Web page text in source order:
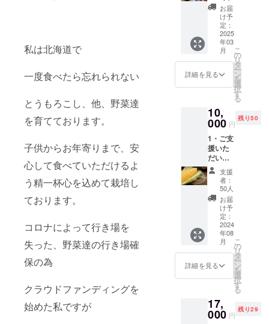
私は北海道で
一度食べたら忘れられない
とうもろこし、他、野菜達
を育てております。
子供からお年寄りまで、安
心して食べていただけるよ
う精一杯心を込めて栽培し
ております。
コロナによって行き場を
失った、野菜達の行き場確
保の為
クラウドファンディングを
始めた私ですが
ろこし
10本
セット
・保存
方法:冷
蔵庫 こ
商品
は、5年
ドファ
ンディ
ング に
出させ
て頂い
ていた
野菜と
栽培方
法は変
わりま
せん
が、 畑
移動の
為、再
度認証
準備中
です そ
下さい
昨年の
詰め込
んでお
届けし
ます。
(上
記は例
であ
り、内
変わり
ますの
で、そ
の点ご
了承下
さい) こ
ちらの
商品
は、5年
前から
クラウ
ドファ
ンディ
ング に
出させ
ていた
野菜と
わりま
せん
きゅう
り 3
本〜5本
ミニト
マト
150〜
200g
(3〜5
玉)
じゃが
いも
(4〜5
個)
大根(1
本)
葉物
(200g)
さつま
いも
本)
の時の
旬の野
に御礼
のメー
ル 2・
北海道
産
オーガ
ニック
ピンク
ニンニ
ク使用
鹿肉
ソー
セージ
・お届
け予定:
2025年
3月下旬
・受け
渡し方
法: クー
ル便で
のお届
け ・名
称:オー
ガニッ
クピン
クニン
セージ
・原産
お届
け予
定：
2025
年03
月
詳細を見る
こ
の
リ
タ
ー
ン
を
選
択
す
る
10,
000 円
残り50
1・ご支
援いた
だいた
大切な
支援者
の方々
に御礼
のメー
北海道
産 高糖
度フ
ルーツ
コーン
(20本入
り) 糖度
20度
生でも
食べら
支援
者：
50人
お届
け予
定：
2024
年08
月
詳細を見る
こ
の
リ
タ
ー
ン
を
選
択
す
る
17,
000 円
残り29